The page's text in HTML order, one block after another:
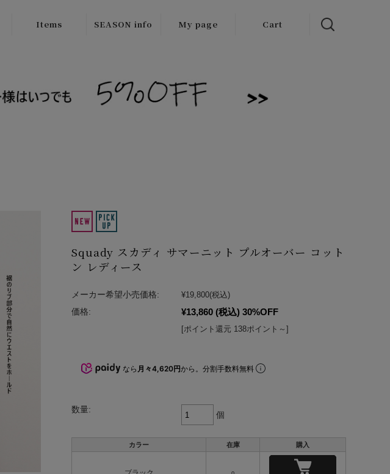
Items SEASON info
SALE/Outlet
My page Cart
Squady スカディ サマーニット プルオーバー コット
ン レディース
メーカー希望小売価格: ¥19,800(税込)
価格:
¥13,860 (税込) 30%OFF
[ポイント還元 138ポイント～]
なら 月々4,620円から。分割手数料無料
数量:
個
カラー 在庫 購入